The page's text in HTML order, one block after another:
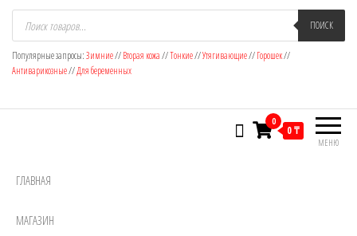
WOMM Stock — интернет магазин
колготок
Колготки MANZI, Naja Street тонкие,
фантазийные, чулки, лосины
Поиск
товаров ПОИСК
Популярные запросы:Зимние//Вторая кожа//Тонкие//Утягивающие//Горошек//
Антиварикозные//Для беременных
МЕНЮ
0
0 ₸
ГЛАВНАЯ
МАГАЗИН